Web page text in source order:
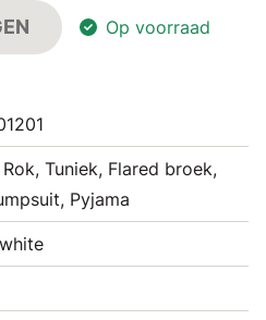
Op voorraad
Tuniek, Flared broek,
Pyjama